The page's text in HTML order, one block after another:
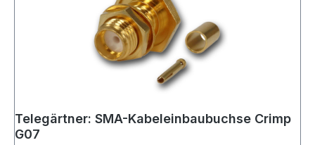
Telegärtner: SMA-Kabeleinbaubuchse Crimp
G07